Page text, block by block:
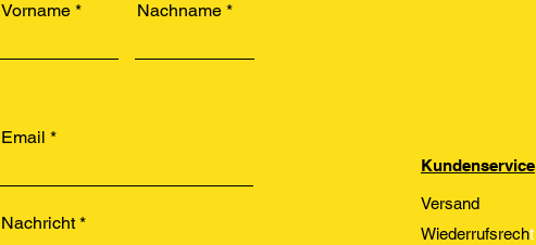
Vorname Nachname
Email
Nachricht
Kundenservice
Versand
Wiederrufsrecht